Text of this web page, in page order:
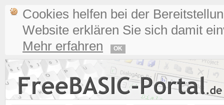
Cookies helfen bei der
Website erklären Sie sich damit
Mehr erfahren
OK